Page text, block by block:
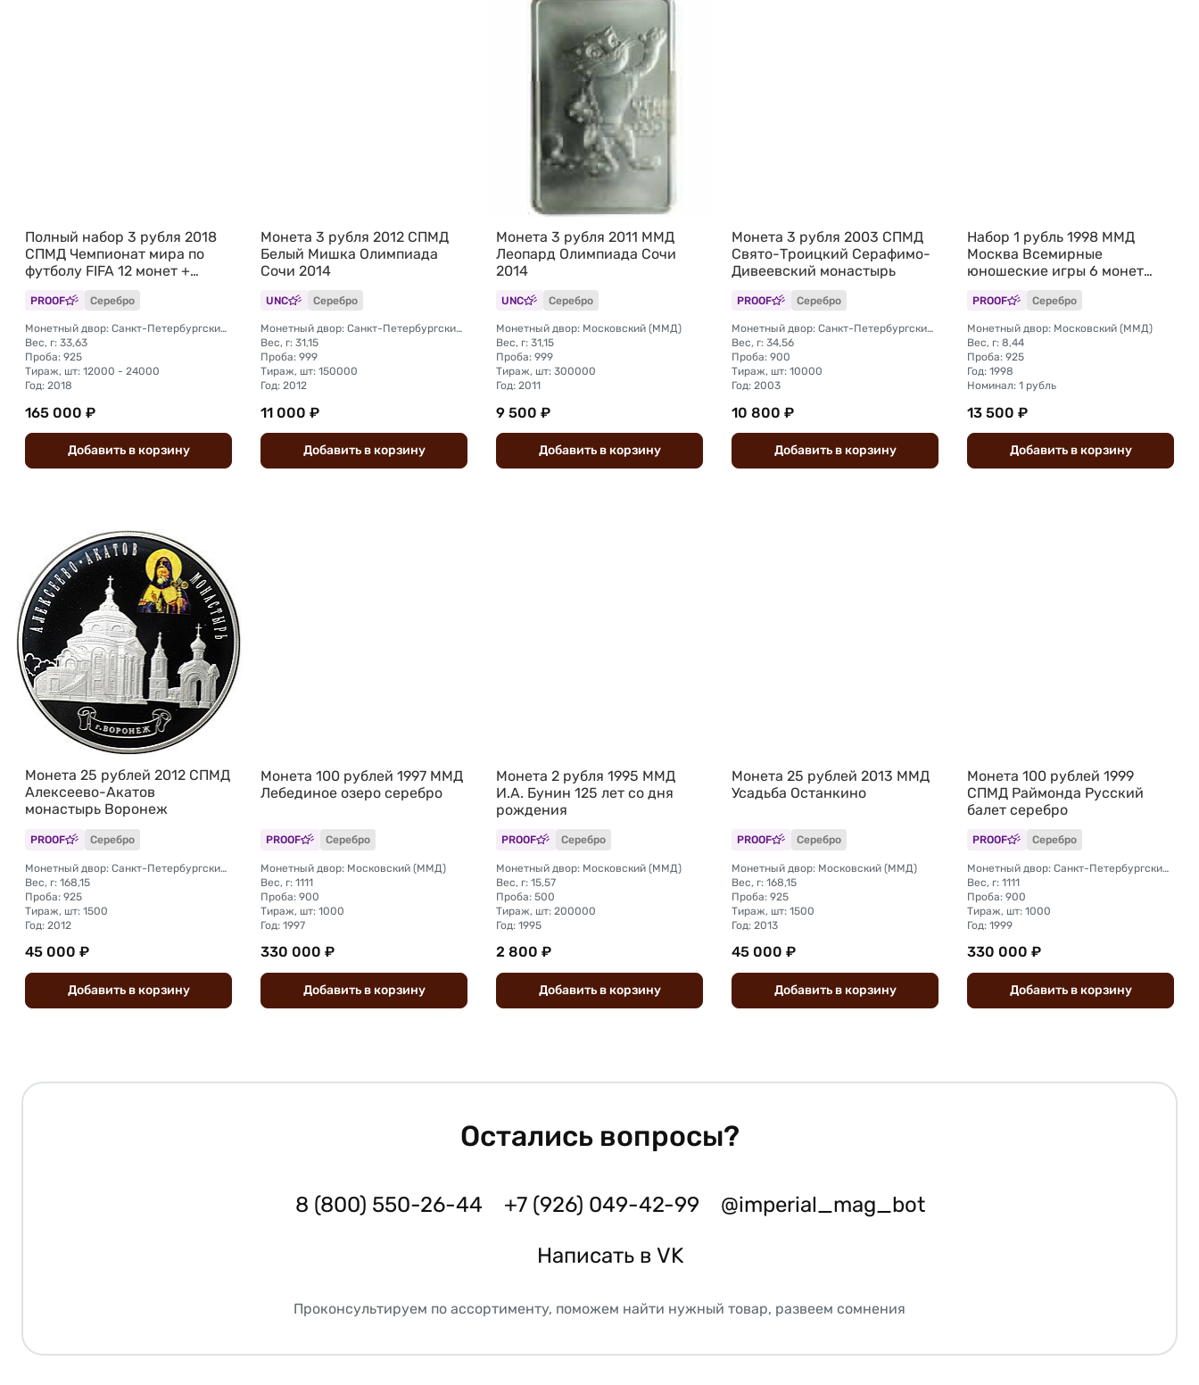
Полный набор 3 рубля 2018
СПМД Чемпионат мира по
футболу FIFA 12 монет +
PROOF Серебро
Монетный двор: Санкт-Петербургский (СПМД)
Вес, г: 33,63
Проба: 925
Тираж, шт: 12000 - 24000
Год: 2018
165 000 ₽
Добавить вкорзину
Монета 3 рубля 2012 СПМД
Белый Мишка Олимпиада
Сочи 2014
UNC Серебро
Монетный двор: Санкт-Петербургский (СПМД)
Вес, г: 31,15
Проба: 999
Тираж, шт: 150000
Год: 2012
11 000 ₽
Добавить вкорзину
Монета 3 рубля 2011 ММД
Леопард Олимпиада Сочи
2014
UNC Серебро
Монетный двор: Московский (ММД)
Вес, г: 31,15
Проба: 999
Тираж, шт: 300000
Год: 2011
9 500 ₽
Добавить вкорзину
Монета 3 рубля 2003 СПМД
Свято-Троицкий Серафимо-
Дивеевский монастырь
PROOF Серебро
Монетный двор: Санкт-Петербургский (СПМД)
Вес, г: 34,56
Проба: 900
Тираж, шт: 10000
Год: 2003
10 800 ₽
Добавить вкорзину
Набор 1 рубль 1998 ММД
Москва Всемирные
юношеские игры 6 монет
(без упаковки)
PROOF Серебро
Монетный двор: Московский (ММД)
Вес, г: 8,44
Проба: 925
Год: 1998
Номинал: 1 рубль
13 500 ₽
Добавить вкорзину
Монета 25 рублей 2012 СПМД
Алексеево-Акатов
монастырь Воронеж
PROOF Серебро
Монетный двор: Санкт-Петербургский (СПМД)
Вес, г: 168,15
Проба: 925
Тираж, шт: 1500
Год: 2012
45 000 ₽
Добавить вкорзину
Монета 100 рублей 1997 ММД
Лебединое озеро серебро
PROOF Серебро
Монетный двор: Московский (ММД)
Вес, г: 1111
Проба: 900
Тираж, шт: 1000
Год: 1997
330 000 ₽
Добавить вкорзину
Монета 2 рубля 1995 ММД
И.А. Бунин 125 лет со дня
рождения
PROOF Серебро
Монетный двор: Московский (ММД)
Вес, г: 15,57
Проба: 500
Тираж, шт: 200000
Год: 1995
2 800 ₽
Добавить вкорзину
Монета 25 рублей 2013 ММД
Усадьба Останкино
PROOF Серебро
Монетный двор: Московский (ММД)
Вес, г: 168,15
Проба: 925
Тираж, шт: 1500
Год: 2013
45 000 ₽
Добавить вкорзину
Монета 100 рублей 1999
СПМД Раймонда Русский
балет серебро
PROOF Серебро
Монетный двор: Санкт-Петербургский (СПМД)
Вес, г: 1111
Проба: 900
Тираж, шт: 1000
Год: 1999
330 000 ₽
Добавить вкорзину
Остались вопросы?
8 (800) 550-26-44 +7 (926) 049-42-99 @imperial_mag_bot
Написать в VK
Проконсультируем по ассортименту, поможем найти нужный товар, развеем сомнения